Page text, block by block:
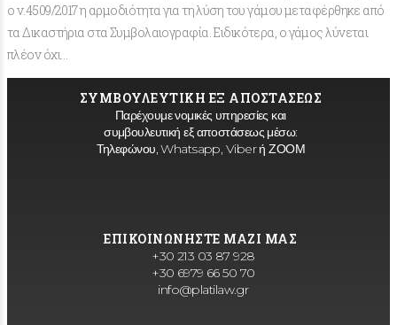
ο ν.4509/2017 η αρμοδιότητα για τη λύση του γάμου μεταφέρθηκε από
τα Δικαστήρια στα Συμβολαιογραφία. Ειδικότερα, ο γάμος λύνεται
πλέον όχι…
ΣΥΜΒΟΥΛΕΥΤΙΚΗ ΕΞ ΑΠΟΣΤΑΣΕΩΣ
Παρέχουμε νομικές υπηρεσίες και
συμβουλευτική εξ αποστάσεως μέσω:
Τηλεφώνου, Whatsapp, Viber ή ΖΟΟΜ
ΕΠΙΚΟΙΝΩΝΗΣΤΕ ΜΑΖΙ ΜΑΣ
+30 213 03 87 928
+30 6979 66 50 70
info@platilaw.gr